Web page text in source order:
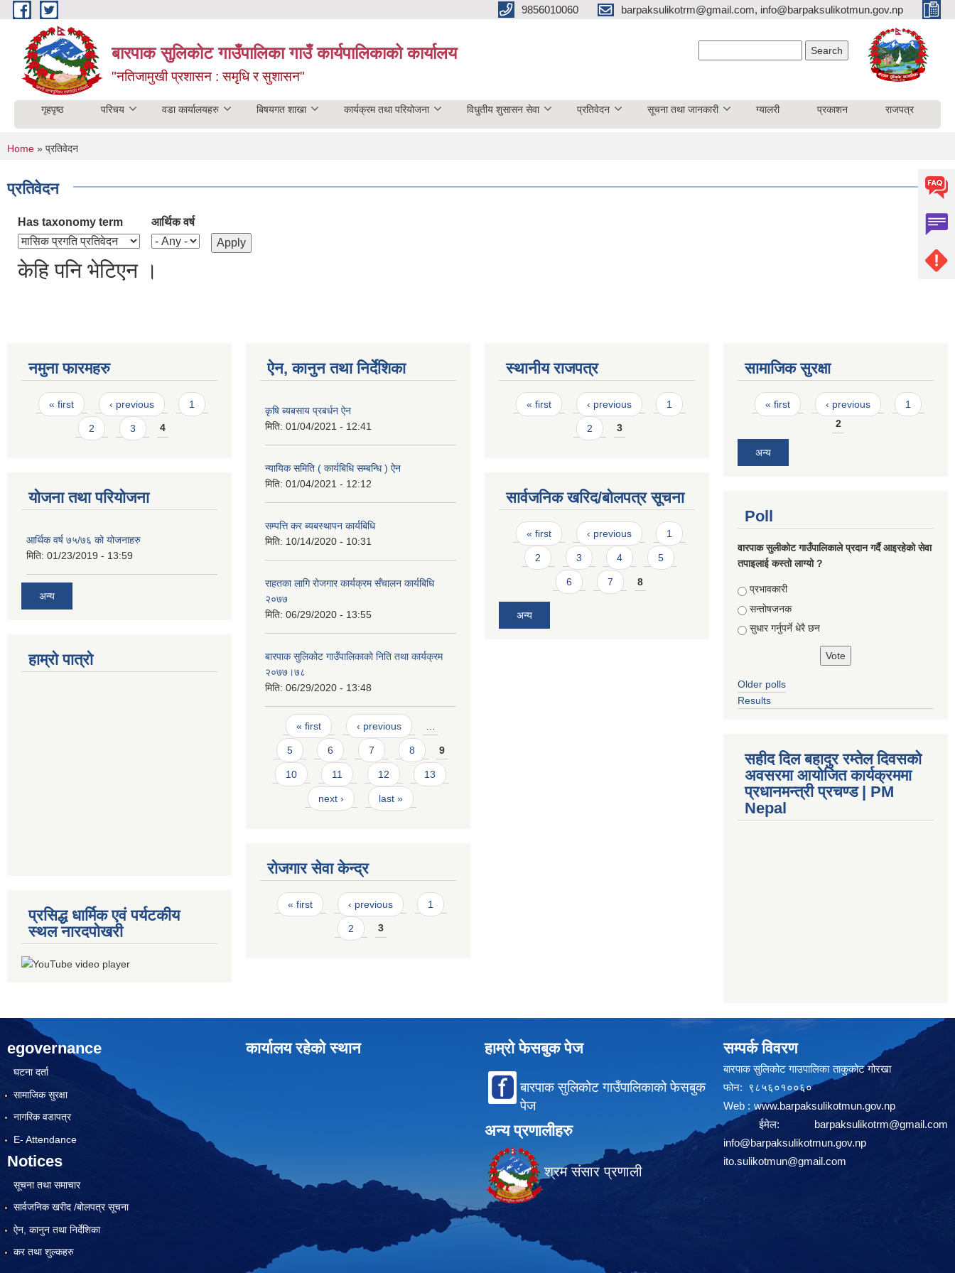
Skip to main content 9856010060 barpaksulikotrm@gmail.com, info@barpaksulikotmun.gov.np
बारपाक सुलिकोट गाउँपालिका गाउँ कार्यपालिकाको कार्यालय
"नतिजामुखी प्रशासन : समृधि र सुशासन"
गृहपृष्ठ परिचय वडा कार्यालयहरु बिषयगत शाखा कार्यक्रम तथा परियोजना विधुतीय शुसासन सेवा प्रतिवेदन सूचना तथा जानकारी ग्यालरी प्रकाशन राजपत्र
You are here
Home » प्रतिवेदन
प्रतिवेदन
Has taxonomy term आर्थिक वर्ष
केहि पनि भेटिएन ।
नमुना फारमहरु
Pages
« first ‹ previous 1
2 3 4
योजना तथा परियोजना
आर्थिक वर्ष ७५/७६ को योजनाहरु
मिति: 01/23/2019 - 13:59
अन्य
हाम्रो पात्रो
प्रसिद्ध धार्मिक एवं पर्यटकीय
स्थल नारदपोखरी
ऐन, कानुन तथा निर्देशिका
कृषि ब्यबसाय प्रबर्धन ऐन
मिति: 01/04/2021 - 12:41
न्यायिक समिति ( कार्यबिधि सम्बन्धि ) ऐन
मिति: 01/04/2021 - 12:12
सम्पत्ति कर ब्यबस्थापन कार्यबिधि
मिति: 10/14/2020 - 10:31
राहतका लागि रोजगार कार्यक्रम सँचालन कार्यबिधि
२०७७
मिति: 06/29/2020 - 13:55
बारपाक सुलिकोट गाउँपालिकाको निति तथा कार्यक्रम
२०७७।७८
मिति: 06/29/2020 - 13:48
Pages
« first ‹ previous
5 6 7 8 9
10 11 12 13
next › last »
रोजगार सेवा केन्द्र
Pages
« first ‹ previous 1
2 3
स्थानीय राजपत्र
Pages
« first ‹ previous 1
2 3
सार्वजनिक खरिद/बोलपत्र सूचना
Pages
« first ‹ previous 1
2 3 4 5
6 7 8
अन्य
सामाजिक सुरक्षा
Pages
« first ‹ previous
1
2
अन्य
Poll
वारपाक सुलीकोट गाउँपालिकाले प्रदान गर्दै आइरहेको सेवा
तपाइलाई कस्तो लाग्यो ?
Choices
प्रभावकारी
सन्तोषजनक
सुधार गर्नुपर्ने धेरै छन
Older polls
Results
सहीद दिल बहादुर रम्तेल दिवसको
अवसरमा आयोजित कार्यक्रममा
प्रधानमन्त्री प्रचण्ड | PM
Nepal
egovernance
घटना दर्ता
सामाजिक सुरक्षा
नागरिक वडापत्र
E- Attendance
Notices
सूचना तथा समाचार
सार्वजनिक खरीद /बोलपत्र सूचना
ऐन, कानुन तथा निर्देशिका
कर तथा शुल्कहरु
कार्यालय रहेको स्थान हाम्रो फेसबुक पेज
बारपाक सुलिकोट गाउँपालिकाको फेसबुक
पेज
अन्य प्रणालीहरु
श्रम संसार प्रणाली
सम्पर्क विवरण
बारपाक सुलिकोट गाउपालिका ताकुकोट गोरखा
फोन: ९८५६०१००६०
Web : www.barpaksulikotmun.gov.np
ईमेल: barpaksulikotrm@gmail.com
info@barpaksulikotmun.gov.np
ito.sulikotmun@gmail.com